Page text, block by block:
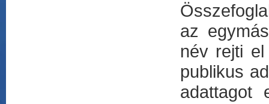
az
név rejti el
publikus
adattagot